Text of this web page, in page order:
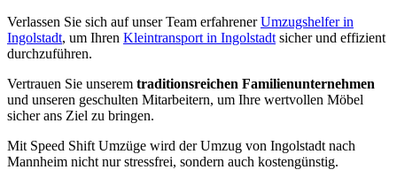
Verlassen Sie sich auf unser Team erfahrenerUmzugshelfer in
Ingolstadt, um Ihren Kleintransport in Ingolstadt sicher und effizient
durchzuführen.
Vertrauen Sie unserem traditionsreichen Familienunternehmen
und unseren geschulten Mitarbeitern, um Ihre wertvollen Möbel
sicher ans Ziel zu bringen.
Mit Speed Shift Umzüge wird der Umzug von Ingolstadt nach
Mannheim nicht nur stressfrei, sondern auch kostengünstig.